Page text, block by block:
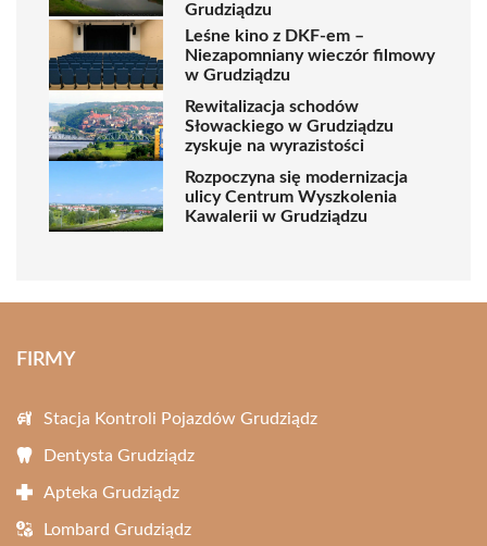
Grudziądzu
Leśne kino z DKF-em –
Niezapomniany wieczór filmowy
w Grudziądzu
Rewitalizacja schodów
Słowackiego w Grudziądzu
zyskuje na wyrazistości
Rozpoczyna się modernizacja
ulicy Centrum Wyszkolenia
Kawalerii w Grudziądzu
FIRMY
Stacja Kontroli Pojazdów Grudziądz
Dentysta Grudziądz
Apteka Grudziądz
Lombard Grudziądz